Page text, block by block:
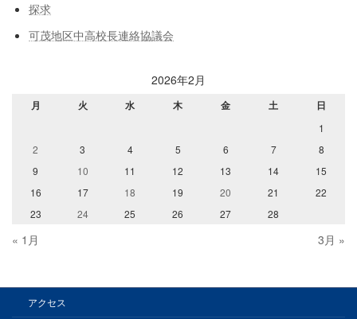
探求
可茂地区中高校長連絡協議会
2026年2月
月 火 水 木 金 土 日
1
2
3 4 5 6 7
8
9
10 11 12 13 14
15
16
17 18 19 20 21
22
23
24 25 26 27 28
« 1月 3月 »
アクセス